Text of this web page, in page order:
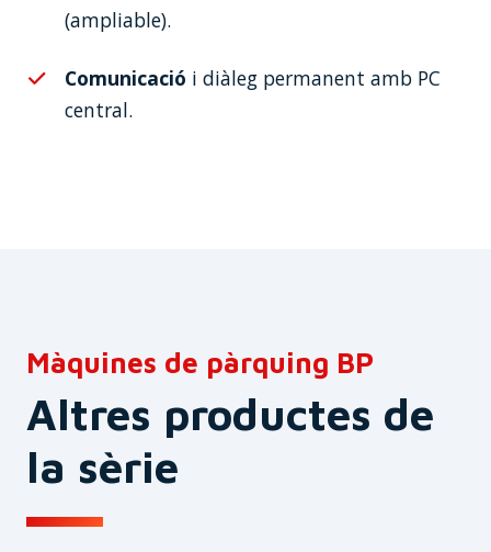
(ampliable).
Comunicació i diàleg permanent amb PC
central.
Màquines de pàrquing BP
Altres productes de
la sèrie